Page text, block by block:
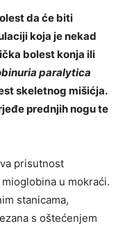
da će biti
koja je nekad
bolest konja ili
paralytica
skeletnog mišićja.
prednjih nogu te
prisutnost
u mokraći.
stanicama,
s oštećenjem